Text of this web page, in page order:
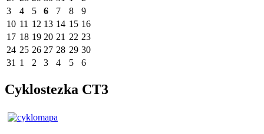
3
4 5 6 7 8
9
10 11 12 13 14 15 16
17 18 19 20 21 22 23
24 25 26 27 28 29 30
31 1 2 3 4 5 6
Cyklostezka CT3